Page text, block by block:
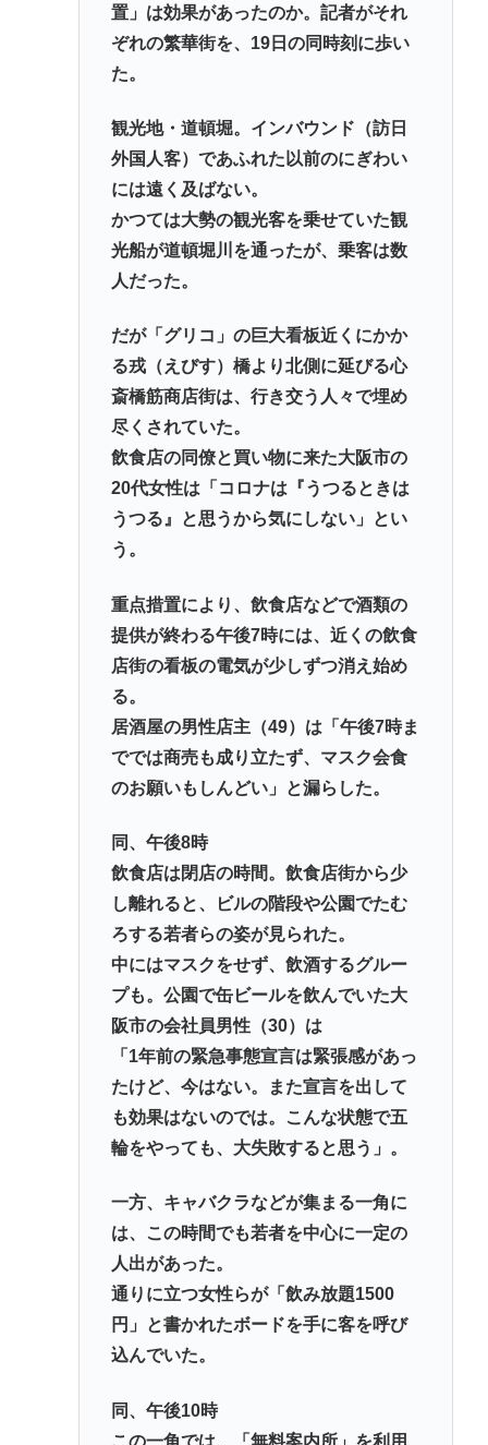
置」は効果があったのか。記者がそれ
ぞれの繁華街を、19日の同時刻に歩い
た。
観光地・道頓堀。インバウンド（訪日
外国人客）であふれた以前のにぎわい
には遠く及ばない。
かつては大勢の観光客を乗せていた観
光船が道頓堀川を通ったが、乗客は数
人だった。
だが「グリコ」の巨大看板近くにかか
る戎（えびす）橋より北側に延びる心
斎橋筋商店街は、行き交う人々で埋め
尽くされていた。
飲食店の同僚と買い物に来た大阪市の
20代女性は「コロナは『うつるときは
うつる』と思うから気にしない」とい
う。
重点措置により、飲食店などで酒類の
提供が終わる午後7時には、近くの飲食
店街の看板の電気が少しずつ消え始め
る。
居酒屋の男性店主（49）は「午後7時ま
ででは商売も成り立たず、マスク会食
のお願いもしんどい」と漏らした。
同、午後8時
飲食店は閉店の時間。飲食店街から少
し離れると、ビルの階段や公園でたむ
ろする若者らの姿が見られた。
中にはマスクをせず、飲酒するグルー
プも。公園で缶ビールを飲んでいた大
阪市の会社員男性（30）は
「1年前の緊急事態宣言は緊張感があっ
たけど、今はない。また宣言を出して
も効果はないのでは。こんな状態で五
輪をやっても、大失敗すると思う」。
一方、キャバクラなどが集まる一角に
は、この時間でも若者を中心に一定の
人出があった。
通りに立つ女性らが「飲み放題1500
円」と書かれたボードを手に客を呼び
込んでいた。
同、午後10時
この一角では、「無料案内所」を利用